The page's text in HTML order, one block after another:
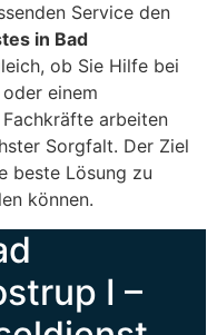
Service den
in Bad
ob Sie Hilfe bei
einem
arbeiten
Sorgfalt. Der Ziel
beste Lösung zu
können.
I –